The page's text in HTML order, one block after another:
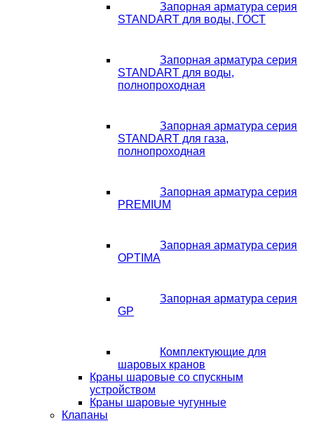
Запорная арматура серия
STANDART для воды, ГОСТ
Запорная арматура серия
STANDART для воды,
полнопроходная
Запорная арматура серия
STANDART для газа,
полнопроходная
Запорная арматура серия
PREMIUM
Запорная арматура серия
OPTIMA
Запорная арматура серия
GP
Комплектующие для
шаровых кранов
Краны шаровые со спускным
устройством
Краны шаровые чугунные
Клапаны